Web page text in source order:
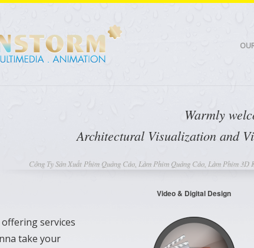
Warmly
Architectural Visualization and
Công Ty Sản Xuất Phim Quảng Cáo, Làm Phim Quảng Cáo, Làm Phim
services
take your
Video & Digital Design